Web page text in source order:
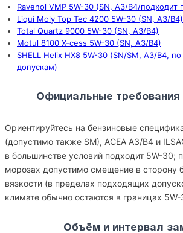
Ravenol VMP 5W-30 (SN, A3/B4/подходит
Liqui Moly Top Tec 4200 5W-30 (SN, A3/B4)
Total Quartz 9000 5W-30 (SN, A3/B4)
Motul 8100 X-cess 5W-30 (SN, A3/B4)
SHELL Helix HX8 5W-30 (SN/SM, A3/B4,
допускам)
Официальные требования
Ориентируйтесь на бензиновые
(допустимо также SM), ACEA A3/B4 и
в большинстве условий подходит 5W-30;
морозах допустимо смещение в сторону
вязкости (в пределах подходящих
климате обычно остаются в границах
Объём и интервал